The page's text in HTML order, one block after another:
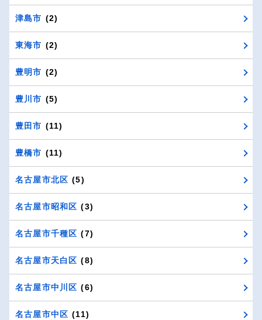
津島市 (2)
東海市 (2)
豊明市 (2)
豊川市 (5)
豊田市 (11)
豊橋市 (11)
名古屋市北区 (5)
名古屋市昭和区 (3)
名古屋市千種区 (7)
名古屋市天白区 (8)
名古屋市中川区 (6)
名古屋市中区 (11)